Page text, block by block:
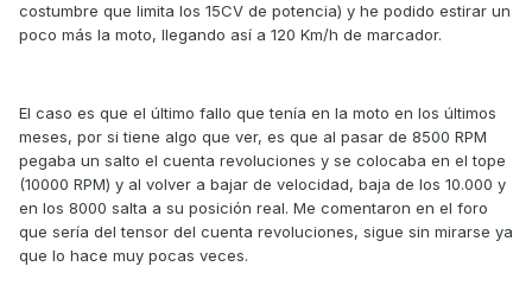
costumbre que limita los 15CV de potencia) y he podido estirar un
poco más la moto, llegando así a 120 Km/h de marcador.
El caso es que el último fallo que tenía en la moto en los últimos
meses, por si tiene algo que ver, es que al pasar de 8500 RPM
pegaba un salto el cuenta revoluciones y se colocaba en el tope
(10000 RPM) y al volver a bajar de velocidad, baja de los 10.000 y
en los 8000 salta a su posición real. Me comentaron en el foro
que sería del tensor del cuenta revoluciones, sigue sin mirarse ya
que lo hace muy pocas veces.